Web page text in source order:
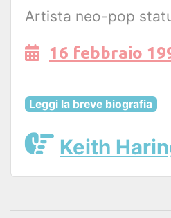
Artista neo-pop
16 febbraio
Leggi la breve biografia
Keith